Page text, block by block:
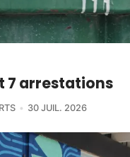
7 arrestations
30 JUIL. 2026